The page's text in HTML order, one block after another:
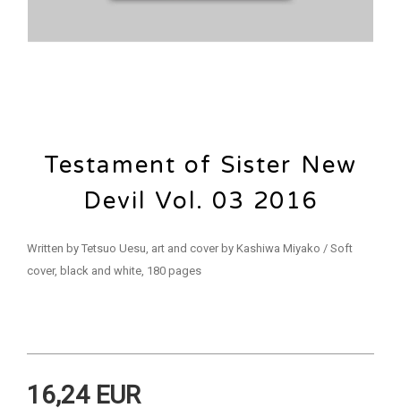
Testament of Sister New
Devil Vol. 03 2016
Written by Tetsuo Uesu, art and cover by Kashiwa Miyako / Soft
cover, black and white, 180 pages
16,24 EUR